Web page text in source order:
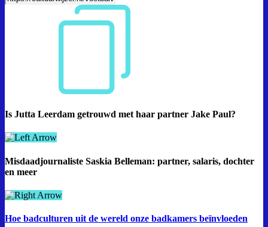
Is Jutta Leerdam getrouwd met haar partner Jake Paul?
Misdaadjournaliste Saskia Belleman: partner, salaris, dochter
en meer
Hoe badculturen uit de wereld onze badkamers beïnvloeden